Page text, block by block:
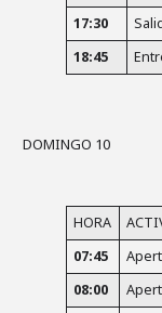
17:30
18:45
DOMINGO 10
HORA
07:45
08:00